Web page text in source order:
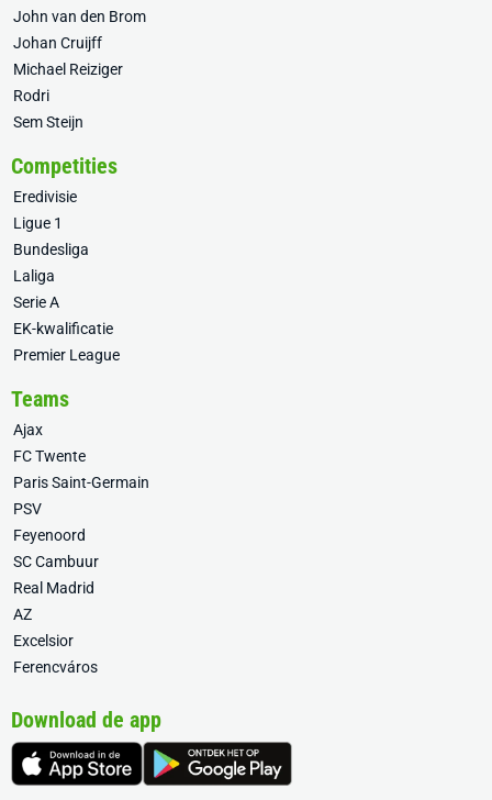
John van den Brom
Johan Cruijff
Michael Reiziger
Rodri
Sem Steijn
Competities
Eredivisie
Ligue 1
Bundesliga
Laliga
Serie A
EK-kwalificatie
Premier League
Teams
Ajax
FC Twente
Paris Saint-Germain
PSV
Feyenoord
SC Cambuur
Real Madrid
AZ
Excelsior
Ferencváros
Download de app